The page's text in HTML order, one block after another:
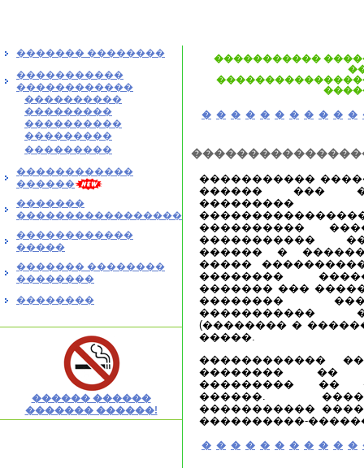
������� ��������
�����������
������������
����������
���������
����������
���������
���������
������������
������
�������
�����������������
������������
�����
������� ��������
��������
��������
������ ������
������� ������!
�����������
� � � � � � � � � � �
�����������
������ ���
����������
�����������
������ �
�����
��������
������� ���
��������
�����������
(�������� �
�����.
������������
�������� ��
��������� ��
������.
�����������
����������-
� � � � � � � � � � �